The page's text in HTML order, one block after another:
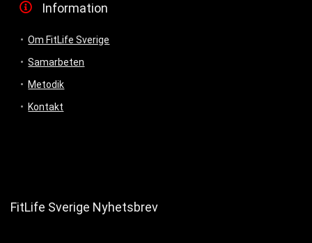
Information
Om FitLife Sverige
Samarbeten
Metodik
Kontakt
FitLife Sverige Nyhetsbrev